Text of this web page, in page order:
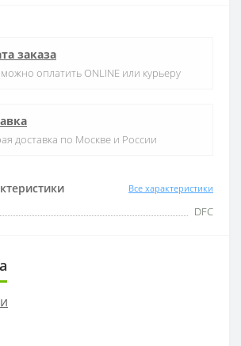
Все характеристики
DFC
заказа
можно оплатить ONLINE или курьеру
доставка по Москве и России